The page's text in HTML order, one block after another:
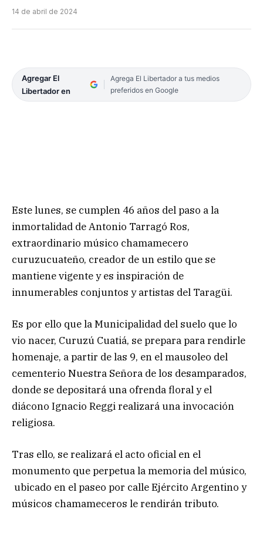
14 de abril de 2024
Agregar El
Libertador en
Agrega El Libertador a tus medios
preferidos en Google
Este lunes, se cumplen 46 años del paso a la
inmortalidad de Antonio Tarragó Ros,
extraordinario músico chamamecero
curuzucuateño, creador de un estilo que se
mantiene vigente y es inspiración de
innumerables conjuntos y artistas del Taragüi.
Es por ello que la Municipalidad del suelo que lo
vio nacer, Curuzú Cuatiá, se prepara para rendirle
homenaje, a partir de las 9, en el mausoleo del
cementerio Nuestra Señora de los desamparados,
donde se depositará una ofrenda floral y el
diácono Ignacio Reggi realizará una invocación
religiosa.
Tras ello, se realizará el acto oficial en el
monumento que perpetua la memoria del músico,
ubicado en el paseo por calle Ejército Argentino y
músicos chamameceros le rendirán tributo.